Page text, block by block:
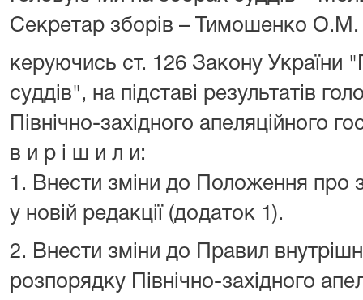
Секретар зборів –
керуючись ст. 126 Закону України
суддів", на підставі результатів
Північно-західного апеляційного
в и р і ш и л и:
1. Внести зміни до Положення про
у новій редакції (додаток 1).
2. Внести зміни до Правил
розпорядку Північно-західного